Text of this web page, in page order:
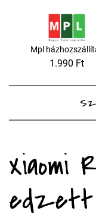
Mpl
1.990 Ft
Xiaomi
edzett